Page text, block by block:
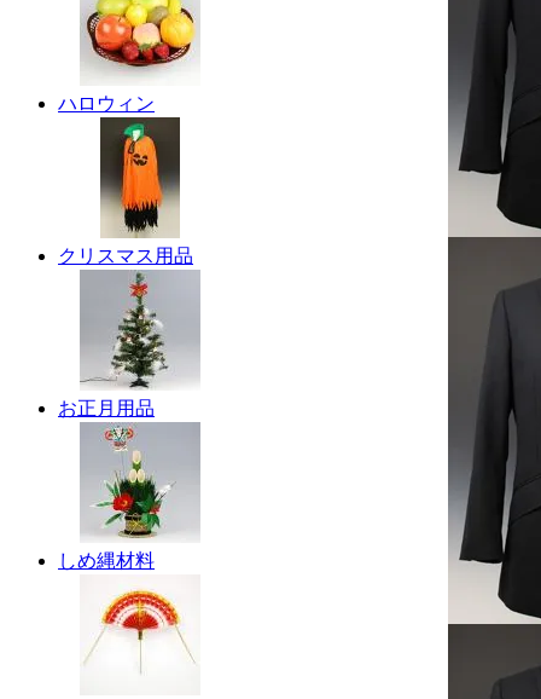
ハロウィン
クリスマス用品
お正月用品
しめ縄材料